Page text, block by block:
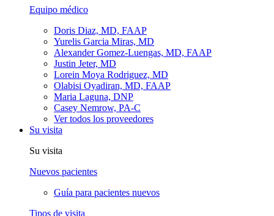
Equipo médico
Doris Diaz, MD, FAAP
Yurelis Garcia Miras, MD
Alexander Gomez-Luengas, MD, FAAP
Justin Jeter, MD
Lorein Moya Rodriguez, MD
Olabisi Oyadiran, MD, FAAP
Maria Laguna, DNP
Casey Nemrow, PA-C
Ver todos los proveedores
Su visita
Su visita
Nuevos pacientes
Guía para pacientes nuevos
Tipos de visita